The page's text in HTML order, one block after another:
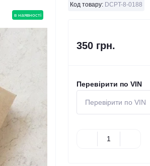
в наявності
Код товару: DCPT-8-0188
350 грн.
Перевірити по VIN